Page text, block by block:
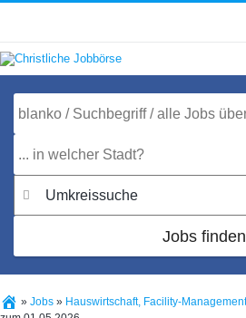
Jobs finden
» Jobs » Hauswirtschaft, Facility-Management